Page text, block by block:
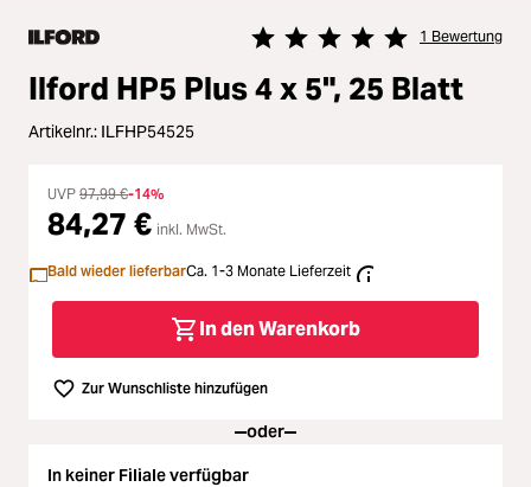
Zubehör
Bildbearbeitung
Second Hand
SALE
Durchschnittliche Bewertung
1 Bewertung
Ilford HP5 Plus 4 x 5", 25 Blatt
Artikelnr.: ILFHP54525
UVP 97,99 €-14%
84,27 € inkl. MwSt.
Bald wieder lieferbarCa. 1-3 Monate Lieferzeit
In den Warenkorb
Zur Wunschliste hinzufügen
oder
In keiner Filiale verfügbar